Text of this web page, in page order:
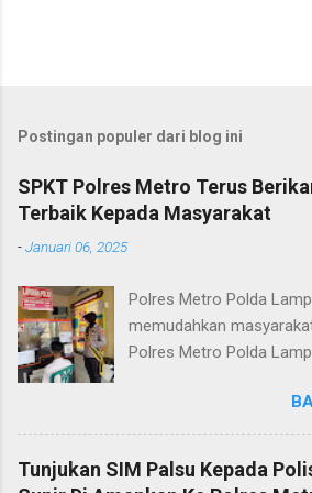
Postingan populer dari blog ini
SPKT Polres Metro Terus
Terbaik Kepada Masyarakat
-Januari 06, 2025
Polres Metro Polda
memudahkan
Polres Metro Polda
terkait layanan
pelayanan Identifikasi
kepada masyarakat.
mewujudkan pelayanan
Tunjukan SIM Palsu Kepada